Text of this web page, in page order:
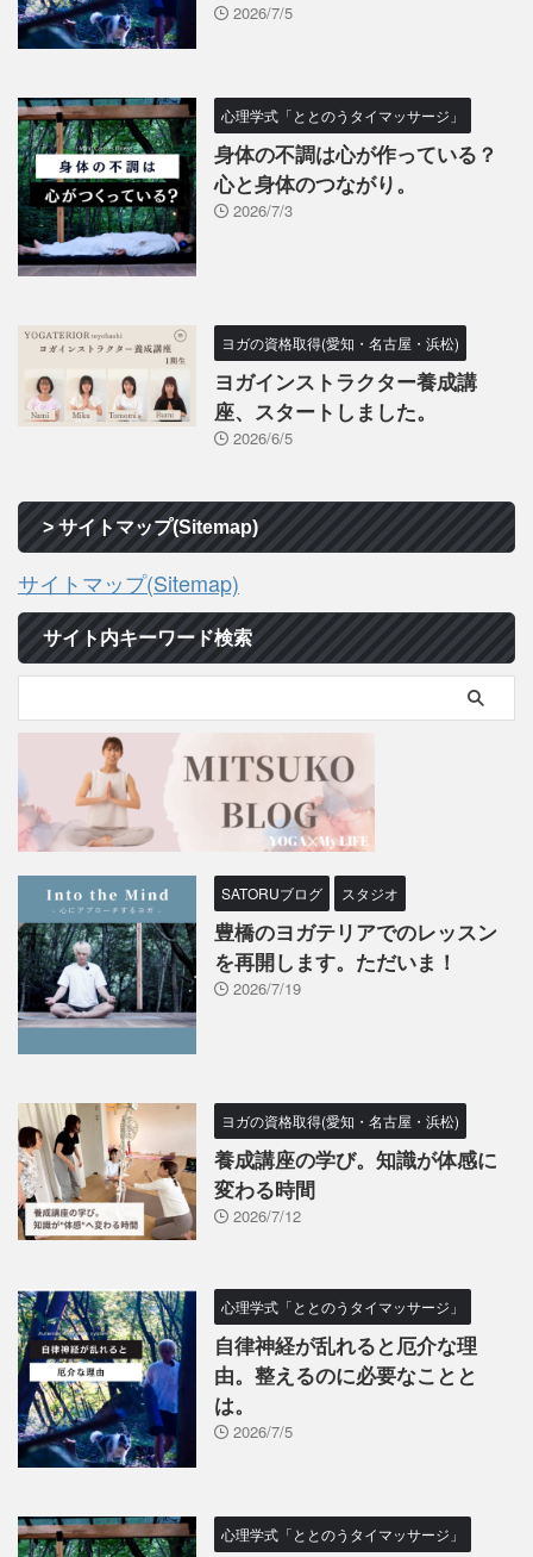
2026/7/5
心理学式「ととのうタイマッサージ」
身体の不調は心が作っている？
心と身体のつながり。
2026/7/3
ヨガの資格取得(愛知・名古屋・浜松)
ヨガインストラクター養成講
座、スタートしました。
2026/6/5
> サイトマップ(Sitemap)
サイトマップ(Sitemap)
サイト内キーワード検索
SATORUブログ スタジオ
豊橋のヨガテリアでのレッスン
を再開します。ただいま！
2026/7/19
ヨガの資格取得(愛知・名古屋・浜松)
養成講座の学び。知識が体感に
変わる時間
2026/7/12
心理学式「ととのうタイマッサージ」
自律神経が乱れると厄介な理
由。整えるのに必要なことと
は。
2026/7/5
心理学式「ととのうタイマッサージ」